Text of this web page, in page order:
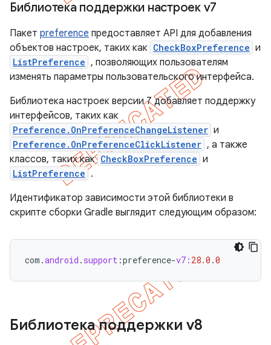
Библиотека поддержки настроек v7
Пакет preference предоставляет API для добавления
объектов настроек, таких как CheckBoxPreference и
ListPreference , позволяющих пользователям
изменять параметры пользовательского интерфейса.
Библиотека настроек версии 7 добавляет поддержку
интерфейсов, таких как
Preference.OnPreferenceChangeListener и
Preference.OnPreferenceClickListener , а также
классов, таких как CheckBoxPreference и
ListPreference .
Идентификатор зависимости этой библиотеки в
скрипте сборки Gradle выглядит следующим образом:
com .android . support :preference-v7: 28.0 .0
Библиотека поддержки v8